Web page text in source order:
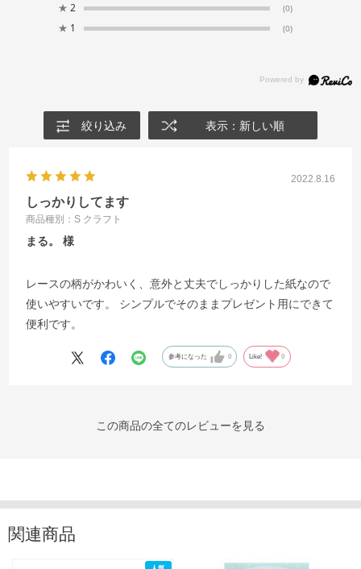
★ 2 (0)
★ 1 (0)
絞り込み 表示：新しい順
2022.8.16
しっかりしてます
商品種別：S クラフト
まる。
レースの柄がかわいく、意外と丈夫でしっかりした紙なので
使いやすいです。 シンプルでそのままプレゼント用にできて
便利です。
参考になった 0 Like! 0
この商品の全てのレビューを見る
関連商品